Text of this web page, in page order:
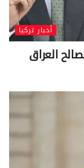
أخبار تركيا